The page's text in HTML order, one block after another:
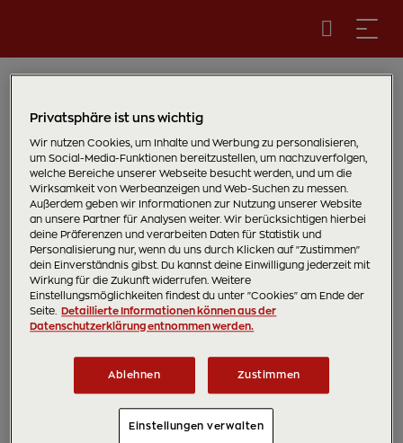
Einkauf
Dieses Angebot gilt nur, solange der
Vorrat reicht.
Gratis Zillertal Cap ab 50 € Einkauf
Lege die Cap selbst in den Warenkorb
Maximal 1 Cap pro Bestellung
Die Aktion gilt ausschließlich für
Die Zillertal Cap wird bequem per Post an dich
versendet. Alternativ kannst du sie auch direkt
vor Ort bei Zillertal Tourismus abholen. Sende
Privatsphäre ist uns wichtig
Wir nutzen Cookies, um Inhalte und Werbung zu personalisieren,
um Social-Media-Funktionen bereitzustellen, um nachzuverfolgen,
welche Bereiche unserer Webseite besucht werden, und um die
Wirksamkeit von Werbeanzeigen und Web-Suchen zu messen.
Außerdem geben wir Informationen zur Nutzung unserer Website
an unsere Partner für Analysen weiter. Wir berücksichtigen hierbei
deine Präferenzen und verarbeiten Daten für Statistik und
Personalisierung nur, wenn du uns durch Klicken auf "Zustimmen"
dein Einverständnis gibst. Du kannst deine Einwilligung jederzeit mit
Wirkung für die Zukunft widerrufen. Weitere
Einstellungsmöglichkeiten findest du unter "Cookies" am Ende der
Seite.
Detaillierte Informationen können aus der
Datenschutzerklärung entnommen werden.
Ablehnen Zustimmen
Einstellungen verwalten